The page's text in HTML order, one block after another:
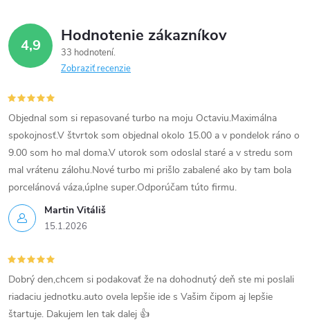
p
r
v
k
y
v
ý
p
s
u
4,9 Hodnotenie zákazníkov
33 hodnotení
Zobraziť recenzie
Martin Vitáliš
15.1.2026
Objednal som si repasované turbo na moju Octaviu.Maximálna
spokojnosť.V štvrtok som objednal okolo 15.00 a v pondelok ráno o
9.00 som ho mal doma.V utorok som odoslal staré a v stredu som
mal vrátenu zálohu.Nové turbo mi prišlo zabalené ako by tam bola
porcelánová váza,úplne super.Odporúčam túto firmu.
Dobrý den,chcem si podakovať že na dohodnutý deň ste mi poslali
riadaciu jednotku.auto ovela lepšie ide s Vašim čipom aj lepšie
štartuje. Dakujem len tak dalej 👍